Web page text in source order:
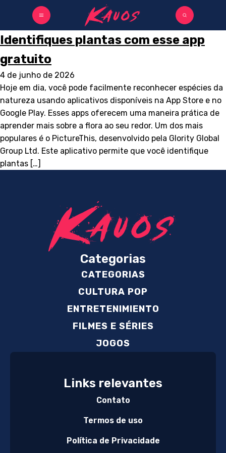
Identifiques plantas com esse app
gratuito
4 de junho de 2026
Hoje em dia, você pode facilmente reconhecer espécies da
natureza usando aplicativos disponíveis na App Store e no
Google Play. Esses apps oferecem uma maneira prática de
aprender mais sobre a flora ao seu redor. Um dos mais
populares é o PictureThis, desenvolvido pela Glority Global
Group Ltd. Este aplicativo permite que você identifique
plantas […]
Categorias
CATEGORIAS
CULTURA POP
ENTRETENIMIENTO
FILMES E SÉRIES
JOGOS
Links relevantes
Contato
Termos de uso
Política de Privacidade